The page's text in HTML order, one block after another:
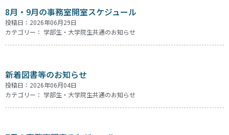
8月・9月の事務室開室スケジュール
投稿日：2026年06月29日
カテゴリー： 学部生・大学院生共通のお知らせ
新着図書等のお知らせ
投稿日：2026年06月04日
カテゴリー： 学部生・大学院生共通のお知らせ